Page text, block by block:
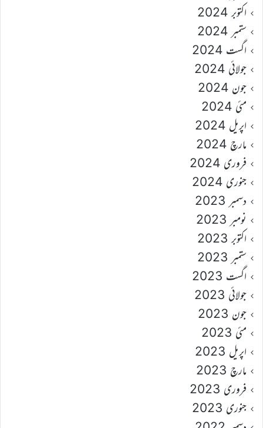
اکتوبر 2024
ستمبر 2024
اگست 2024
جولائی 2024
جون 2024
مئی 2024
اپریل 2024
مارچ 2024
فروری 2024
جنوری 2024
دسمبر 2023
نومبر 2023
اکتوبر 2023
ستمبر 2023
اگست 2023
جولائی 2023
جون 2023
مئی 2023
اپریل 2023
مارچ 2023
فروری 2023
جنوری 2023